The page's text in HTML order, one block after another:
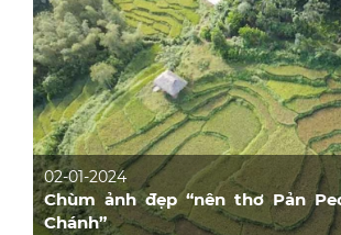
02-01-2024
Chùm ảnh đẹp “nên thơ Pản
Chánh”